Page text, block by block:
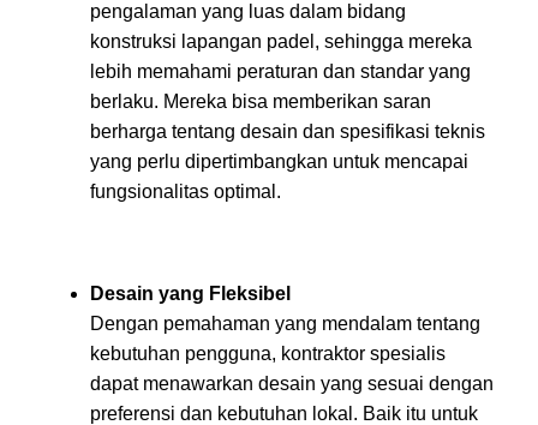
pengalaman yang luas dalam bidang
konstruksi lapangan padel, sehingga mereka
lebih memahami peraturan dan standar yang
berlaku. Mereka bisa memberikan saran
berharga tentang desain dan spesifikasi teknis
yang perlu dipertimbangkan untuk mencapai
fungsionalitas optimal.
Desain yang Fleksibel
Dengan pemahaman yang mendalam tentang
kebutuhan pengguna, kontraktor spesialis
dapat menawarkan desain yang sesuai dengan
preferensi dan kebutuhan lokal. Baik itu untuk